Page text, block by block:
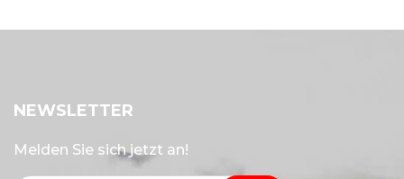
NEWSLETTER
Melden Sie sich jetzt an!